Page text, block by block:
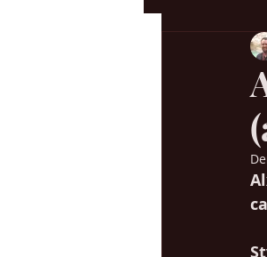
Billboard USA
Chansons
Succès /